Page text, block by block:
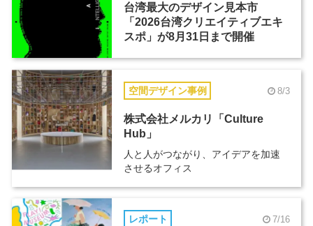
台湾最大のデザイン見本市
「2026台湾クリエイティブエキ
スポ」が8月31日まで開催
空間デザイン事例 8/3
株式会社メルカリ「Culture
Hub」
人と人がつながり、アイデアを加速
させるオフィス
レポート 7/16